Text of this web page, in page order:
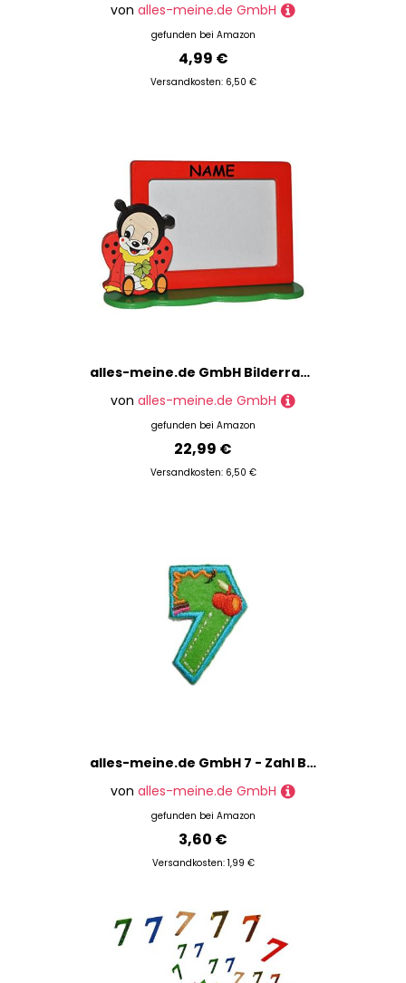
von alles-meine.de GmbH
gefunden bei Amazon
4,99 €
Versandkosten: 6,50 €
alles-meine.de GmbH Bilderrahmen/Fotorahmen aus Holz incl. Name - Marienkäfer - mit 1 Bild - 10 x 15 cm - Deko für Kinder + Erwachsene - Kinderzimmer Kind Tisch Stehrahmen/Ho..
von alles-meine.de GmbH
gefunden bei Amazon
22,99 €
Versandkosten: 6,50 €
alles-meine.de GmbH 7 - Zahl Bügelbild Aufnäher Applikation einzeln Stück Zahlen rechnen Sticker
von alles-meine.de GmbH
gefunden bei Amazon
3,60 €
Versandkosten: 1,99 €